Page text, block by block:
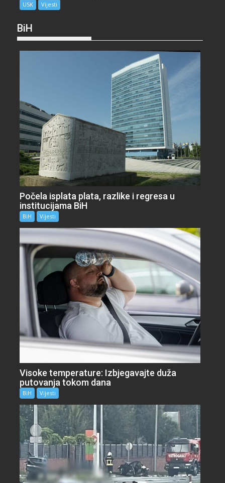
USK Vijesti
BiH
Počela isplata plata, razlike i regresa u
institucijama BiH
BiH Vijesti
Visoke temperature: Izbjegavajte duža
putovanja tokom dana
BiH Vijesti